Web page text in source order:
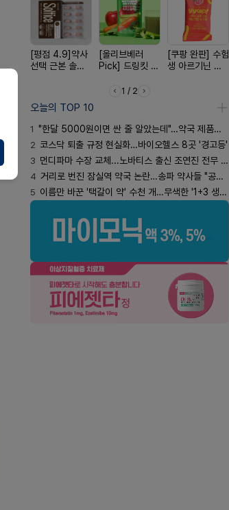
[평점 4.9]약사
선택 근본 솔루
[올리브베러
Pick] 드링킷 건
[쿠팡 완판] 수험
생 아르기닌 에
1 / 2
오늘의 TOP 10
1 "한달 5000원이면 싼 줄 알았는데"…약국 제품과 비교해보니
2 코스닥 퇴출 규정 현실화…바이오헬스 8곳 '경고등'
3 먼디파마 수장 교체...노바티스 출신 조연진 전무 내정
4 거리로 번진 잠실역 약국 논란…송파 약사들 "공공성 훼손"
5 이름만 바꾼 '택갈이 약' 수천 개…무색한 '1+3 생동'